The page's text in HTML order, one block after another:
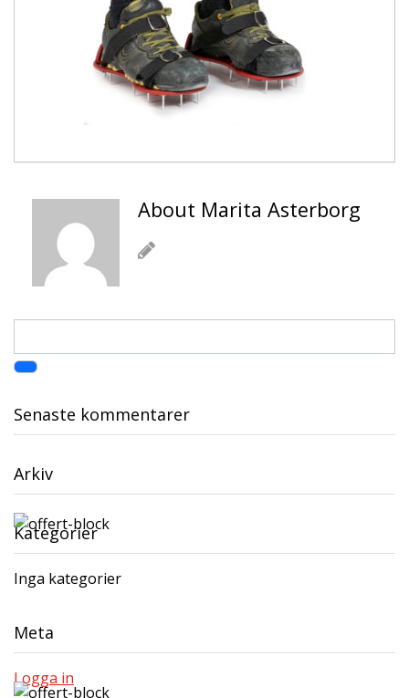
About Marita Asterborg
Senaste kommentarer
Arkiv
Kategorier
Inga kategorier
Meta
Logga in